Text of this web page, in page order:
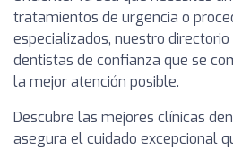
tratamientos de urgencia o
especializados, nuestro
dentistas de confianza que se
la mejor atención posible.
Descubre las mejores clínicas
asegura el cuidado excepcional